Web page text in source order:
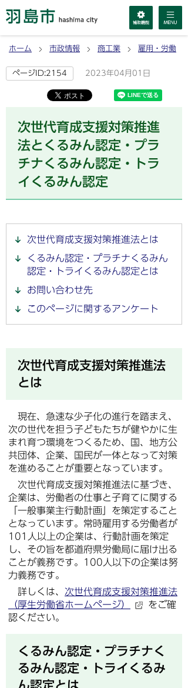
ホーム 市政情報 商工業 雇用・労働
ページID:2154 2023年04月01日
次世代育成支援対策推進
法とくるみん認定・プラ
チナくるみん認定・トラ
イくるみん認定
次世代育成支援対策推進法とは
くるみん認定・プラチナくるみん
認定・トライくるみん認定とは
お問い合わせ先
このページに関するアンケート
次世代育成支援対策推進法
とは
現在、急速な少子化の進行を踏まえ、
次の世代を担う子どもたちが健やかに生
まれ育つ環境をつくるため、国、地方公
共団体、企業、国民が一体となって対策
を進めることが重要となっています。
次世代育成支援対策推進法に基づき、
企業は、労働者の仕事と子育てに関する
「一般事業主行動計画」を策定すること
となっています。常時雇用する労働者が
101人以上の企業は、行動計画を策定
し、その旨を都道府県労働局に届け出る
ことが義務です。100人以下の企業は努
力義務です。
詳しくは、 次世代育成支援対策推進法
（厚生労働省ホームページ）
をご確
認ください。
くるみん認定・プラチナく
るみん認定・トライくるみ
ん認定とは